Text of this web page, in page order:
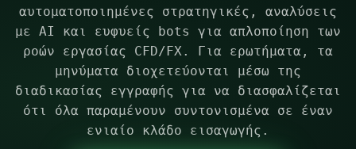
αυτοματοποιημένες στρατηγικές, αναλύσεις
με AI και ευφυείς bots για απλοποίηση των
ροών εργασίας CFD/FX. Για ερωτήματα, τα
μηνύματα διοχετεύονται μέσω της
διαδικασίας εγγραφής για να διασφαλίζεται
ότι όλα παραμένουν συντονισμένα σε έναν
ενιαίο κλάδο εισαγωγής.